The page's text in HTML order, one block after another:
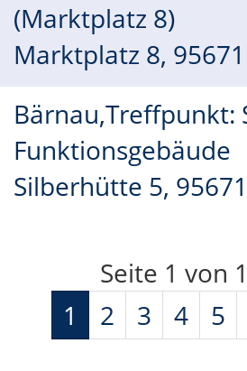
(Marktplatz 8)
Marktplatz 8,
Bärnau,Treffpunkt:
Funktionsgebäude
Silberhütte 5,
Seite 1 von
1
2 3 4 5